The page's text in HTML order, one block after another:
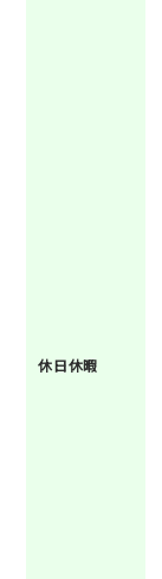
休日休暇